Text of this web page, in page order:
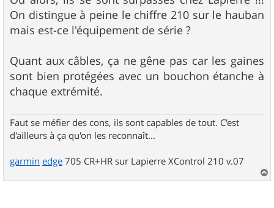
On distingue à peine le chiffre 210 sur le hauban
mais est-ce l'équipement de série ?
Quant aux câbles, ça ne gêne pas car les gaines
sont bien protégées avec un bouchon étanche à
chaque extrémité.
Faut se méfier des cons, ils sont capables de tout. C'est
d'ailleurs à ça qu'on les reconnaît...
garmin edge 705 CR+HR sur Lapierre XControl 210 v.07
a